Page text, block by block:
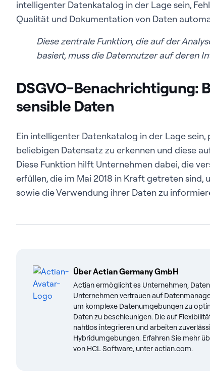
intelligenter Datenkatalog in der Lage sein,
Qualität und Dokumentation von Daten
Diese zentrale Funktion, die auf der
basiert, muss die Datennutzer auf deren
DSGVO-Benachrichtigung:
sensible Daten
Ein intelligenter Datenkatalog in der Lage
beliebigen Datensatz zu erkennen und diese
Diese Funktion hilft Unternehmen dabei, die
erfüllen, die im Mai 2018 in Kraft getreten
sowie die Verwendung ihrer Daten zu
ÜberActian Germany GmbH
Actian ermöglicht es Unternehmen,
Unternehmen vertrauen auf
um komplexe Datenumgebungen zu
Daten zu beschleunigen. Die auf
nahtlos integrieren und arbeiten
Hybridumgebungen. Erfahren Sie mehr
von HCL Software, unter actian.com.